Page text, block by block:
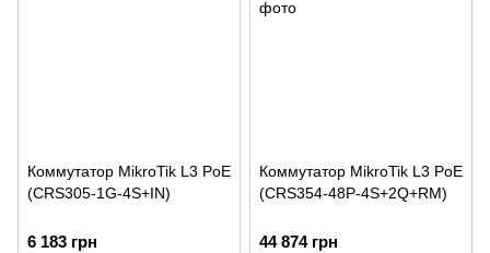
Коммутатор MikroTik L3 PoE
(CRS305-1G-4S+IN)
6 183 грн
Коммутатор MikroTik L3 PoE
(CRS354-48P-4S+2Q+RM)
44 874 грн